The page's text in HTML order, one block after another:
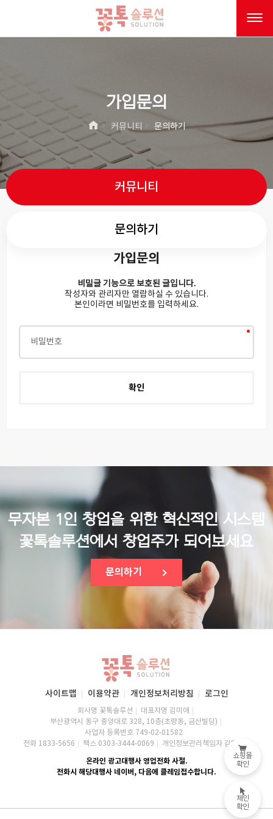
가입문의
커뮤니티 문의하기
커뮤니티
문의하기
가입문의
비밀글 기능으로 보호된 글입니다.
작성자와 관리자만 열람하실 수 있습니다.
본인이라면 비밀번호를 입력하세요.
무자본 1인 창업을 위한 혁신적인 시스템
꽃톡솔루션에서 창업주가 되어보세요
문의하기
사이트맵 이용약관 개인정보처리방침 로그인
회사명 꽃톡솔루션
대표자명 김미애
부산광역시 동구 중앙대로 328, 10층(초량동, 금산빌딩)
사업자 등록번호 749-02-01582
전화 1833-5656
팩스 0303-3444-0069 개인정보관리책임자 김미애
온라인 광고대행사 영업전화 사절.
전화시 해당대행사 네이버, 다음에 클레임접수합니다.
쇼핑몰
확인
체인
확인